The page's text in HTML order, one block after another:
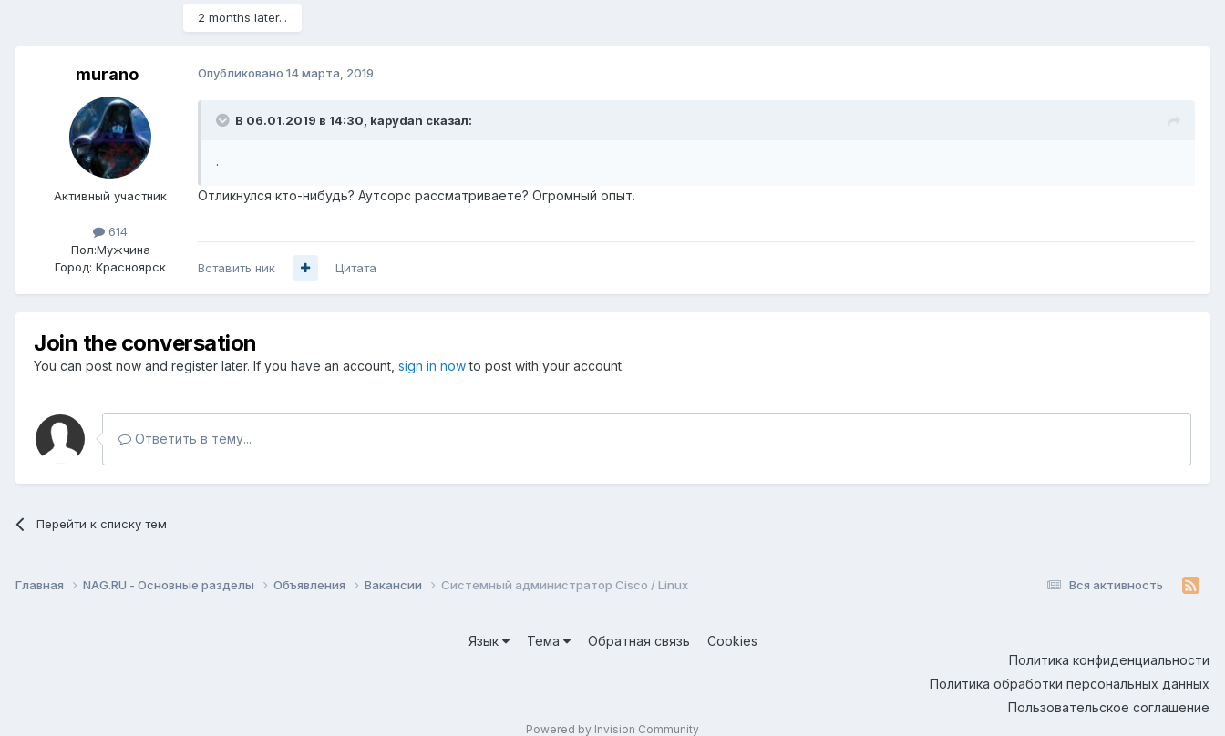
2 months later...
murano
Активный участник
614
Пол:Мужчина
Город: Красноярск
Опубликовано 14 марта, 2019
В 06.01.2019 в 14:30, kapydan сказал:
.
Отликнулся кто-нибудь? Аутсорс рассматриваете? Огромный опыт.
Вставить ник Цитата
Join the conversation
You can post now and register later. If you have an account, sign in nowto post with your account.
Ответить в тему...
Перейти к списку тем
Вся активность
Главная NAG.RU - Основные разделы Объявления Вакансии Системный администратор Cisco / Linux
Язык Тема Обратная связь
Cookies
Политика конфиденциальности
Политика обработки персональных данных
Пользовательское соглашение
Powered by Invision Community